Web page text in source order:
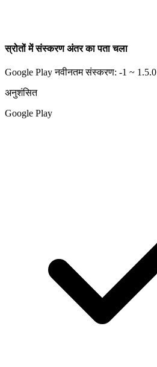
स्रोतों में संस्करण अंतर का पता चला
Google Play नवीनतम संस्करण: -1 ~ 1.5.0
अनुशंसित
Google Play